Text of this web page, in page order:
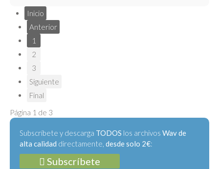
Inicio
Anterior
1
2
3
Siguiente
Final
Página 1 de 3
Subscríbete y descarga TODOS los archivos Wav de
alta calidad directamente, desde solo 2€:
Subscríbete